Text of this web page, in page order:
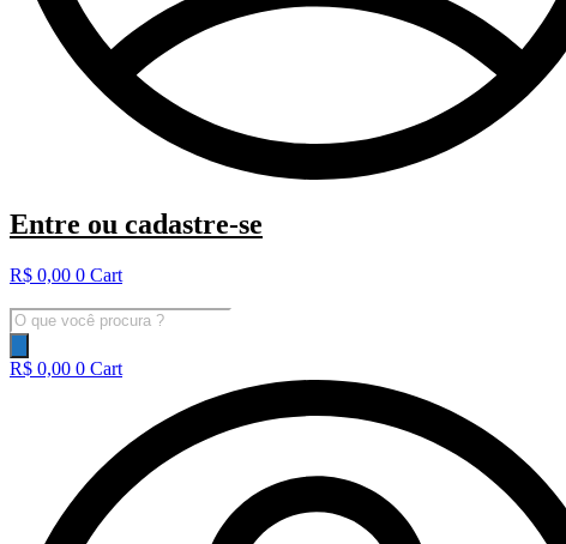
Entre ou cadastre-se
R$ 0,00 0 Cart
Pesquisar
produtos
R$ 0,00 0 Cart